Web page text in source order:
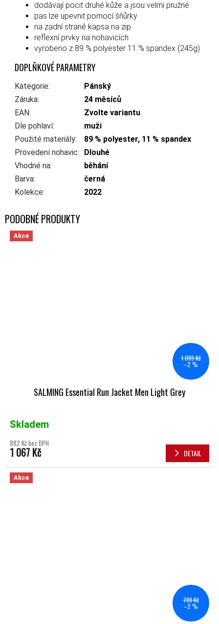
dodávají pocit druhé kůže a jsou velmi pružné
pas lze upevnit pomocí šňůrky
na zadní straně kapsa na zip
reflexní prvky na nohavicích
vyrobeno z 89 % polyester 11 % spandex (245g)
DOPLŇKOVÉ PARAMETRY
Kategorie:
Pánský
Záruka:
24 měsíců
EAN:
Zvolte variantu
Dle pohlaví:
muži
Použité materiály:
89 % polyester, 11 % spandex
Provedení nohavic:
Dlouhé
Vhodné na:
běhání
Barva:
černá
Kolekce: 2022
Akce
1 099 Kč
–2 %
SALMING Essential Run Jacket Men Light Grey
Skladem
882 Kč bez DPH
1 067 Kč DETAIL
Akce
799 Kč
–2 %